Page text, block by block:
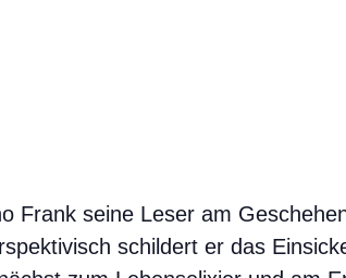
Frank seine Leser am
schildert er das